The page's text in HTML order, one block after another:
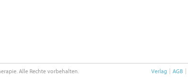
Alle Rechte vorbehalten. Verlag AGB